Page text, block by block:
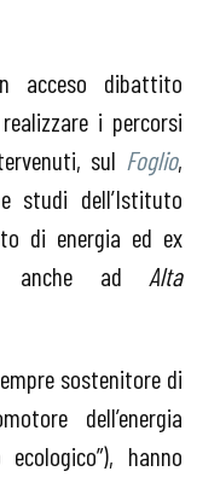
acceso dibattito
i percorsi
sul Foglio,
studi dell’Istituto
di energia ed ex
anche ad Alta
sostenitore di
dell’energia
hanno